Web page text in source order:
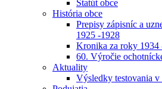
Štatút obce
História obce
Prepisy zápisníc a
1925 -1928
Kronika za roky 1934
60. Výročie
Aktuality
Výsledky testovania